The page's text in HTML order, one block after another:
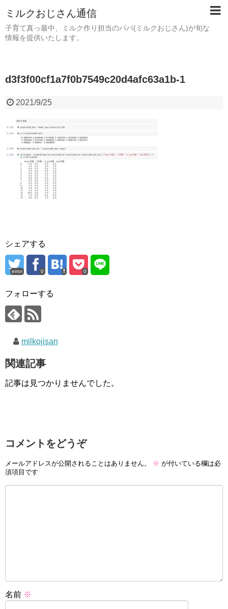
ミルクおじさん通信
子育て真っ最中、ミルク作り担当のパパ(ミルクおじさん)が旬な
情報を提供いたします。
d3f3f00cf1a7f0b7549c20d4afc63a1b-1
2021/9/25
シェアする
error 0 0
フォローする
milkojisan
関連記事
記事は見つかりませんでした。
コメントをどうぞ
メールアドレスが公開されることはありません。 ※ が付いている欄は必
須項目です
名前 ※